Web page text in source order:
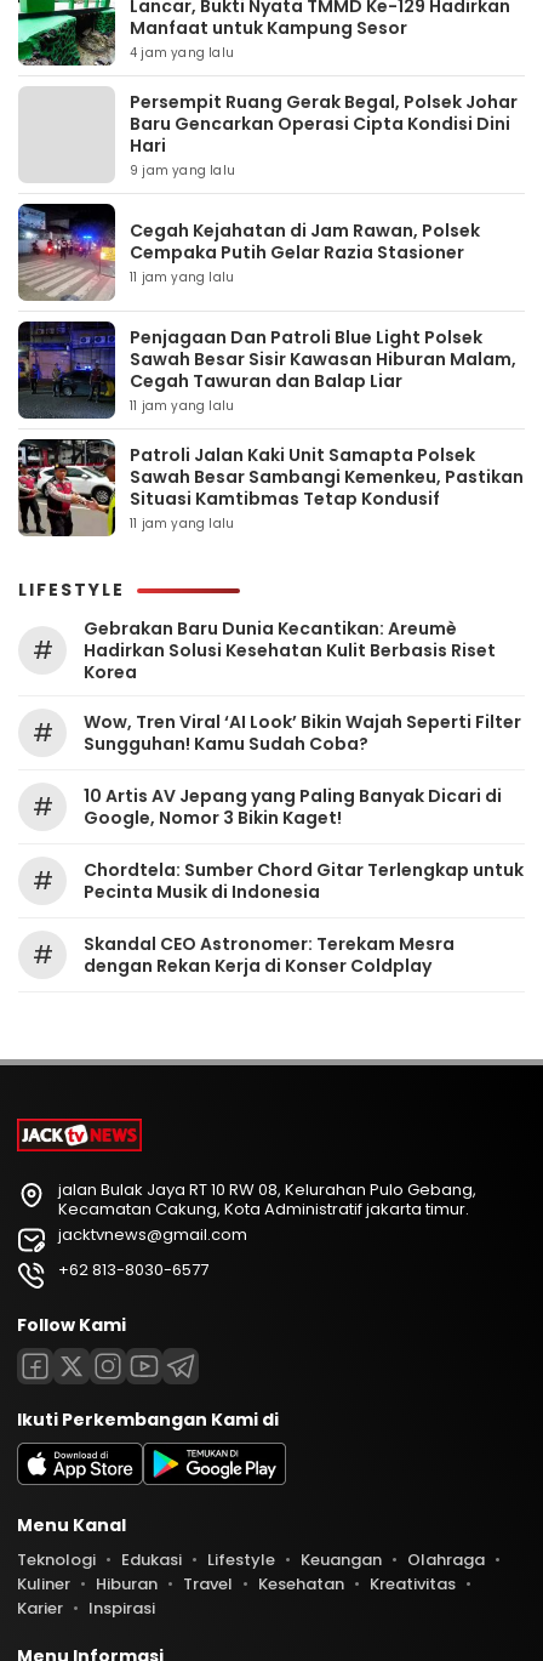
Lancar, Bukti Nyata TMMD Ke-129 Hadirkan
Manfaat untuk Kampung Sesor
4 jam yang lalu
Persempit Ruang Gerak Begal, Polsek Johar
Baru Gencarkan Operasi Cipta Kondisi Dini
Hari
9 jam yang lalu
Cegah Kejahatan di Jam Rawan, Polsek
Cempaka Putih Gelar Razia Stasioner
11 jam yang lalu
Penjagaan Dan Patroli Blue Light Polsek
Sawah Besar Sisir Kawasan Hiburan Malam,
Cegah Tawuran dan Balap Liar
11 jam yang lalu
Patroli Jalan Kaki Unit Samapta Polsek
Sawah Besar Sambangi Kemenkeu, Pastikan
Situasi Kamtibmas Tetap Kondusif
11 jam yang lalu
LIFESTYLE
#
Gebrakan Baru Dunia Kecantikan: Areumè
Hadirkan Solusi Kesehatan Kulit Berbasis Riset
Korea
#
Wow, Tren Viral ‘AI Look’ Bikin Wajah Seperti Filter
Sungguhan! Kamu Sudah Coba?
#
10 Artis AV Jepang yang Paling Banyak Dicari di
Google, Nomor 3 Bikin Kaget!
#
Chordtela: Sumber Chord Gitar Terlengkap untuk
Pecinta Musik di Indonesia
#
Skandal CEO Astronomer: Terekam Mesra
dengan Rekan Kerja di Konser Coldplay
jalan Bulak Jaya RT 10 RW 08, Kelurahan Pulo Gebang,
Kecamatan Cakung, Kota Administratif jakarta timur.
jacktvnews@gmail.com
+62 813-8030-6577
Follow Kami
Ikuti Perkembangan Kami di
Menu Kanal
Teknologi Edukasi Lifestyle Keuangan
Olahraga
Kuliner
Hiburan Travel Kesehatan
Kreativitas
Karier
Inspirasi